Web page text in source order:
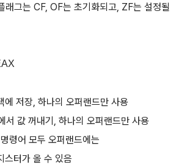
래그는 CF, OF는 초기화되고, ZF는 설정될
에 저장, 하나의 오퍼랜드만 사용
서 값 꺼내기 , 하나의 오퍼랜드만 사용
명령어 모두 오퍼랜드에는
스터가 올 수 있음